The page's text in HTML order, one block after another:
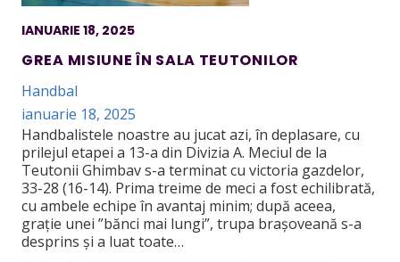
IANUARIE 18, 2025
GREA MISIUNE ÎN SALA TEUTONILOR
Handbal
ianuarie 18, 2025
Handbalistele noastre au jucat azi, în deplasare, cu
prilejul etapei a 13-a din Divizia A. Meciul de la
Teutonii Ghimbav s-a terminat cu victoria gazdelor,
33-28 (16-14). Prima treime de meci a fost echilibrată,
cu ambele echipe în avantaj minim; după aceea,
grație unei ”bănci mai lungi”, trupa brașoveană s-a
desprins și a luat toate…